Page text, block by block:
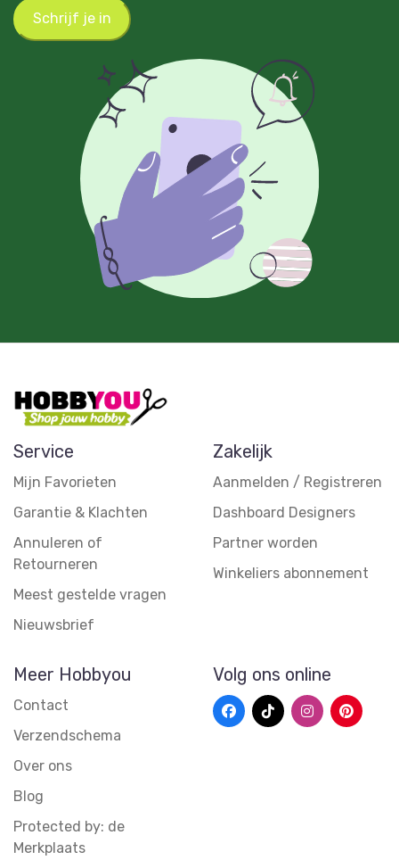
Schrijf je in
Service
Mijn Favorieten
Garantie & Klachten
Annuleren of
Retourneren
Meest gestelde vragen
Nieuwsbrief
Zakelijk
Aanmelden / Registreren
Dashboard Designers
Partner worden
Winkeliers abonnement
Meer Hobbyou
Contact
Verzendschema
Over ons
Blog
Protected by: de
Merkplaats
Volg ons online